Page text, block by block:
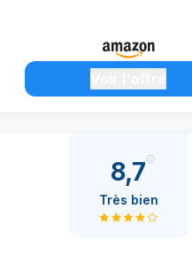
8,7
Très bien